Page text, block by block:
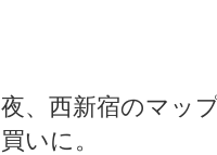
夜、西新宿のマッ
買いに。